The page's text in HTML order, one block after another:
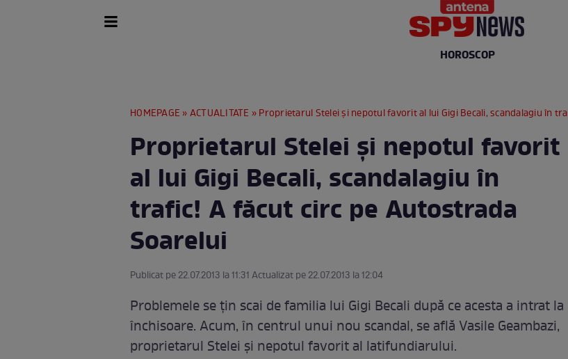
HOROSCOP
HOMEPAGE »ACTUALITATE » Proprietarul Stelei şi nepotul favorit al lui Gigi Becali, scandalagiu în trafic! A făcut circ pe Autostrada Soarelui
Proprietarul Stelei şi nepotul favorit
al lui Gigi Becali, scandalagiu în
trafic! A făcut circ pe Autostrada
Soarelui
Publicat pe 22.07.2013 la 11:31 Actualizat pe 22.07.2013 la 12:04
Problemele se ţin scai de familia lui Gigi Becali după ce acesta a intrat la
închisoare. Acum, în centrul unui nou scandal, se află Vasile Geambazi,
proprietarul Stelei şi nepotul favorit al latifundiarului.